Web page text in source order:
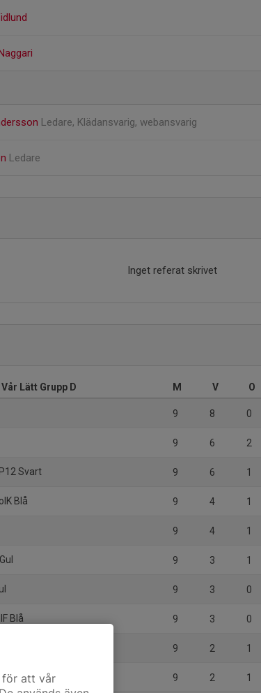
Ledare, Klädansvarig, webansvarig
Ledare
Inget referat skrivet
Lätt Grupp D M V O
9 8 0
9 6 2
Svart 9 6 1
Blå 9 4 1
9 4 1
9 3 1
9 3 0
Blå 9 3 0
9 2 1
2 9 2 1
för att vår